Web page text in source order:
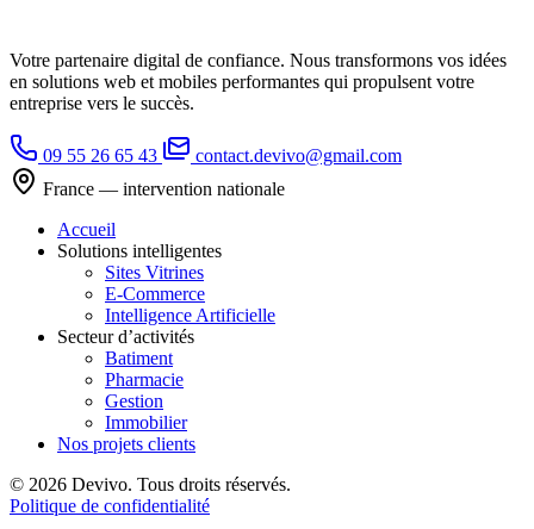
Votre partenaire digital de confiance. Nous transformons vos idées
en solutions web et mobiles performantes qui propulsent votre
entreprise vers le succès.
09 55 26 65 43
contact.devivo@gmail.com
France — intervention nationale
Accueil
Solutions intelligentes
Sites Vitrines
E-Commerce
Intelligence Artificielle
Secteur d’activités
Batiment
Pharmacie
Gestion
Immobilier
Nos projets clients
© 2026 Devivo. Tous droits réservés.
Politique de confidentialité